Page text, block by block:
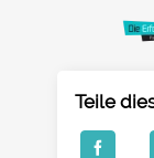
Teile